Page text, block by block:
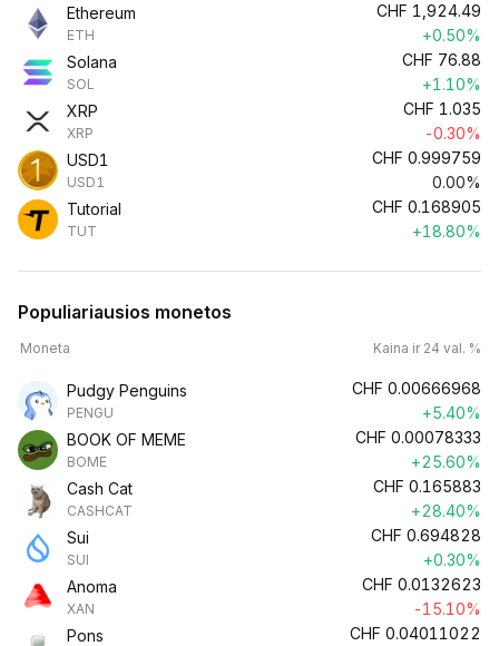
Ethereum
ETH
CHF 1,924.49
+0.50%
Solana
SOL
CHF 76.88
+1.10%
XRP
XRP
CHF 1.035
-0.30%
USD1
USD1
CHF 0.999759
0.00%
Tutorial
TUT
CHF 0.168905
+18.80%
Populiariausios monetos
Moneta Kaina ir 24 val. %
Pudgy Penguins
PENGU
CHF 0.00666968
+5.40%
BOOK OF MEME
BOME
CHF 0.00078333
+25.60%
Cash Cat
CASHCAT
CHF 0.165883
+28.40%
Sui
SUI
CHF 0.694828
+0.30%
Anoma
XAN
CHF 0.0132623
-15.10%
Pons
CHF 0.04011022